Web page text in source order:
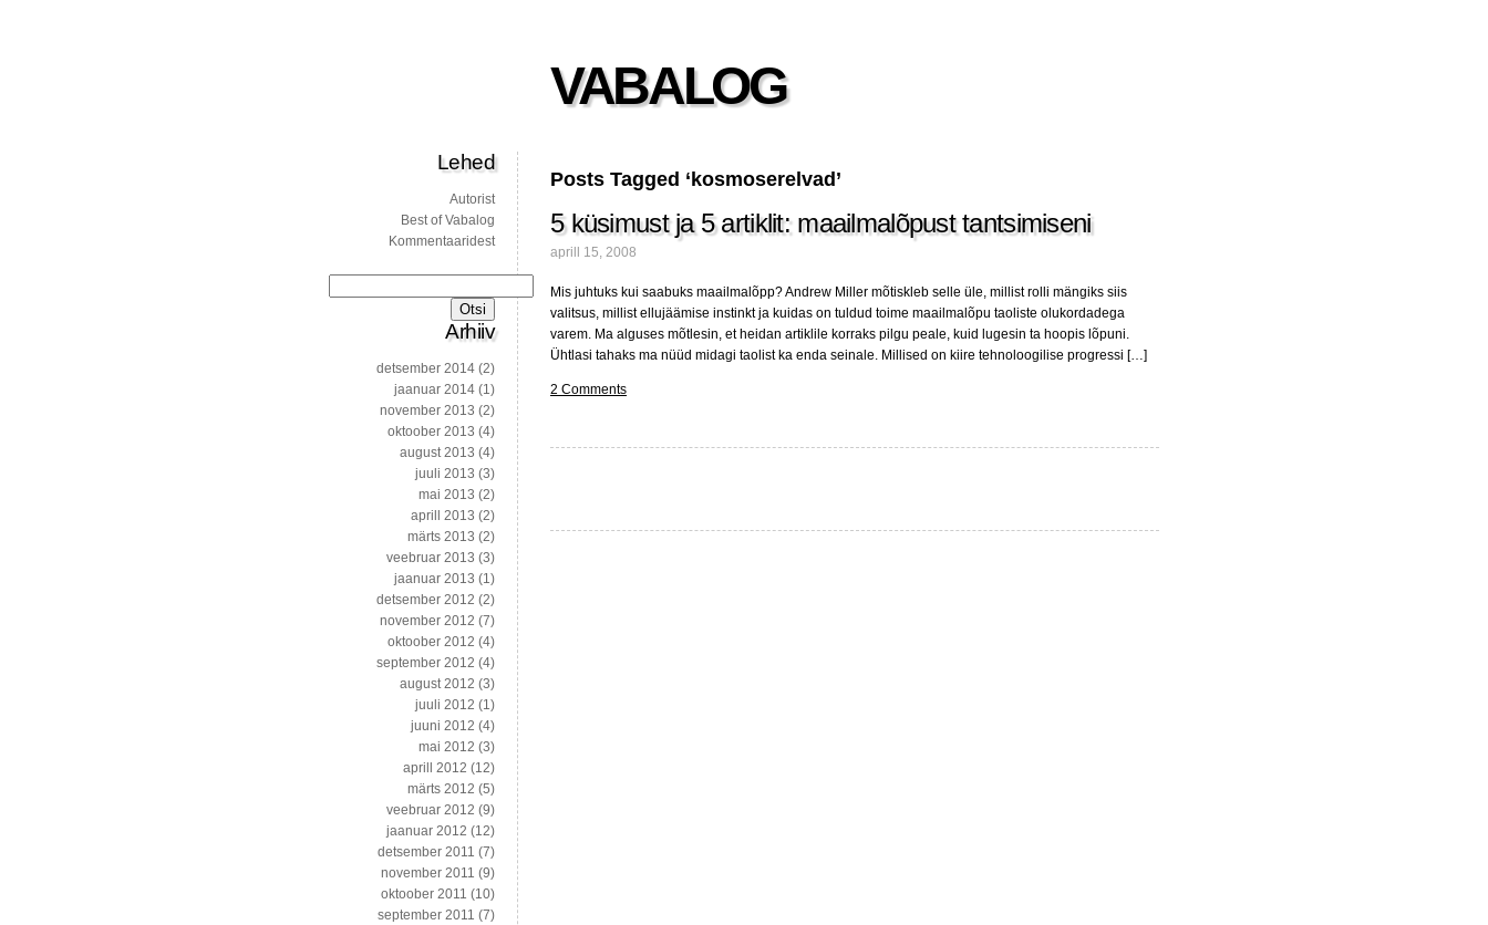
VABALOG
Posts Tagged ‘kosmoserelvad’
5 küsimust ja 5 artiklit: maailmalõpust tantsimiseni
aprill 15, 2008
Mis juhtuks kui saabuks maailmalõpp? Andrew Miller mõtiskleb selle üle, millist rolli mängiks siis
valitsus, millist ellujäämise instinkt ja kuidas on tuldud toime maailmalõpu taoliste olukordadega
varem. Ma alguses mõtlesin, et heidan artiklile korraks pilgu peale, kuid lugesin ta hoopis lõpuni.
Ühtlasi tahaks ma nüüd midagi taolist ka enda seinale. Millised on kiire tehnoloogilise progressi […]
2 Comments
Lehed
Autorist
Best of Vabalog
Kommentaaridest
Arhiiv
detsember 2014 (2)
jaanuar 2014 (1)
november 2013 (2)
oktoober 2013 (4)
august 2013 (4)
juuli 2013 (3)
mai 2013 (2)
aprill 2013 (2)
märts 2013 (2)
veebruar 2013 (3)
jaanuar 2013 (1)
detsember 2012 (2)
november 2012 (7)
oktoober 2012 (4)
september 2012 (4)
august 2012 (3)
juuli 2012 (1)
juuni 2012 (4)
mai 2012 (3)
aprill 2012 (12)
märts 2012 (5)
veebruar 2012 (9)
jaanuar 2012 (12)
detsember 2011 (7)
november 2011 (9)
oktoober 2011 (10)
september 2011 (7)